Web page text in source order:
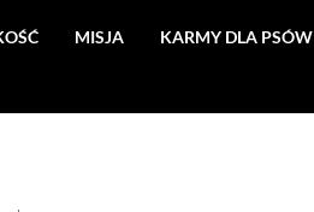
MISJA KARMY DLA PSÓW